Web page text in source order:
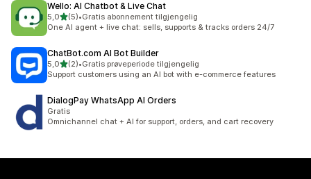
Wello: AI Chatbot & Live Chat
5,0av 5 stjerner
(5)
Totalt 5 omtaler
•Gratis abonnement tilgjengelig
One AI agent + live chat: sells, supports & tracks orders 24/7
ChatBot.com AI Bot Builder
5,0av 5 stjerner
(2)
Totalt 2 omtaler
•Gratis prøveperiode tilgjengelig
Support customers using an AI bot with e-commerce features
DialogPay WhatsApp AI Orders
Gratis
Omnichannel chat + AI for support, orders, and cart recovery